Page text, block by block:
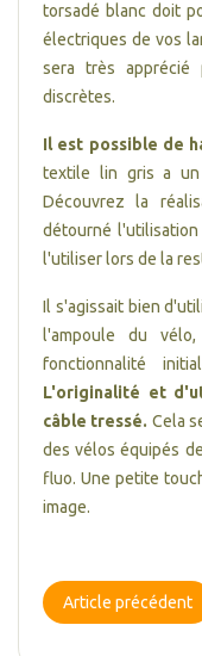
torsadé blanc doit
électriques de vos
sera très apprécié
discrètes.
Il est possible de
textile lin gris a un
Découvrez la
détourné
l'utiliser lors de la
Il s'agissait bien
l'ampoule du
fonctionnalité
L'originalité et
câble tressé. Cela
des vélos équipés
fluo. Une petite
image.
Article précédent